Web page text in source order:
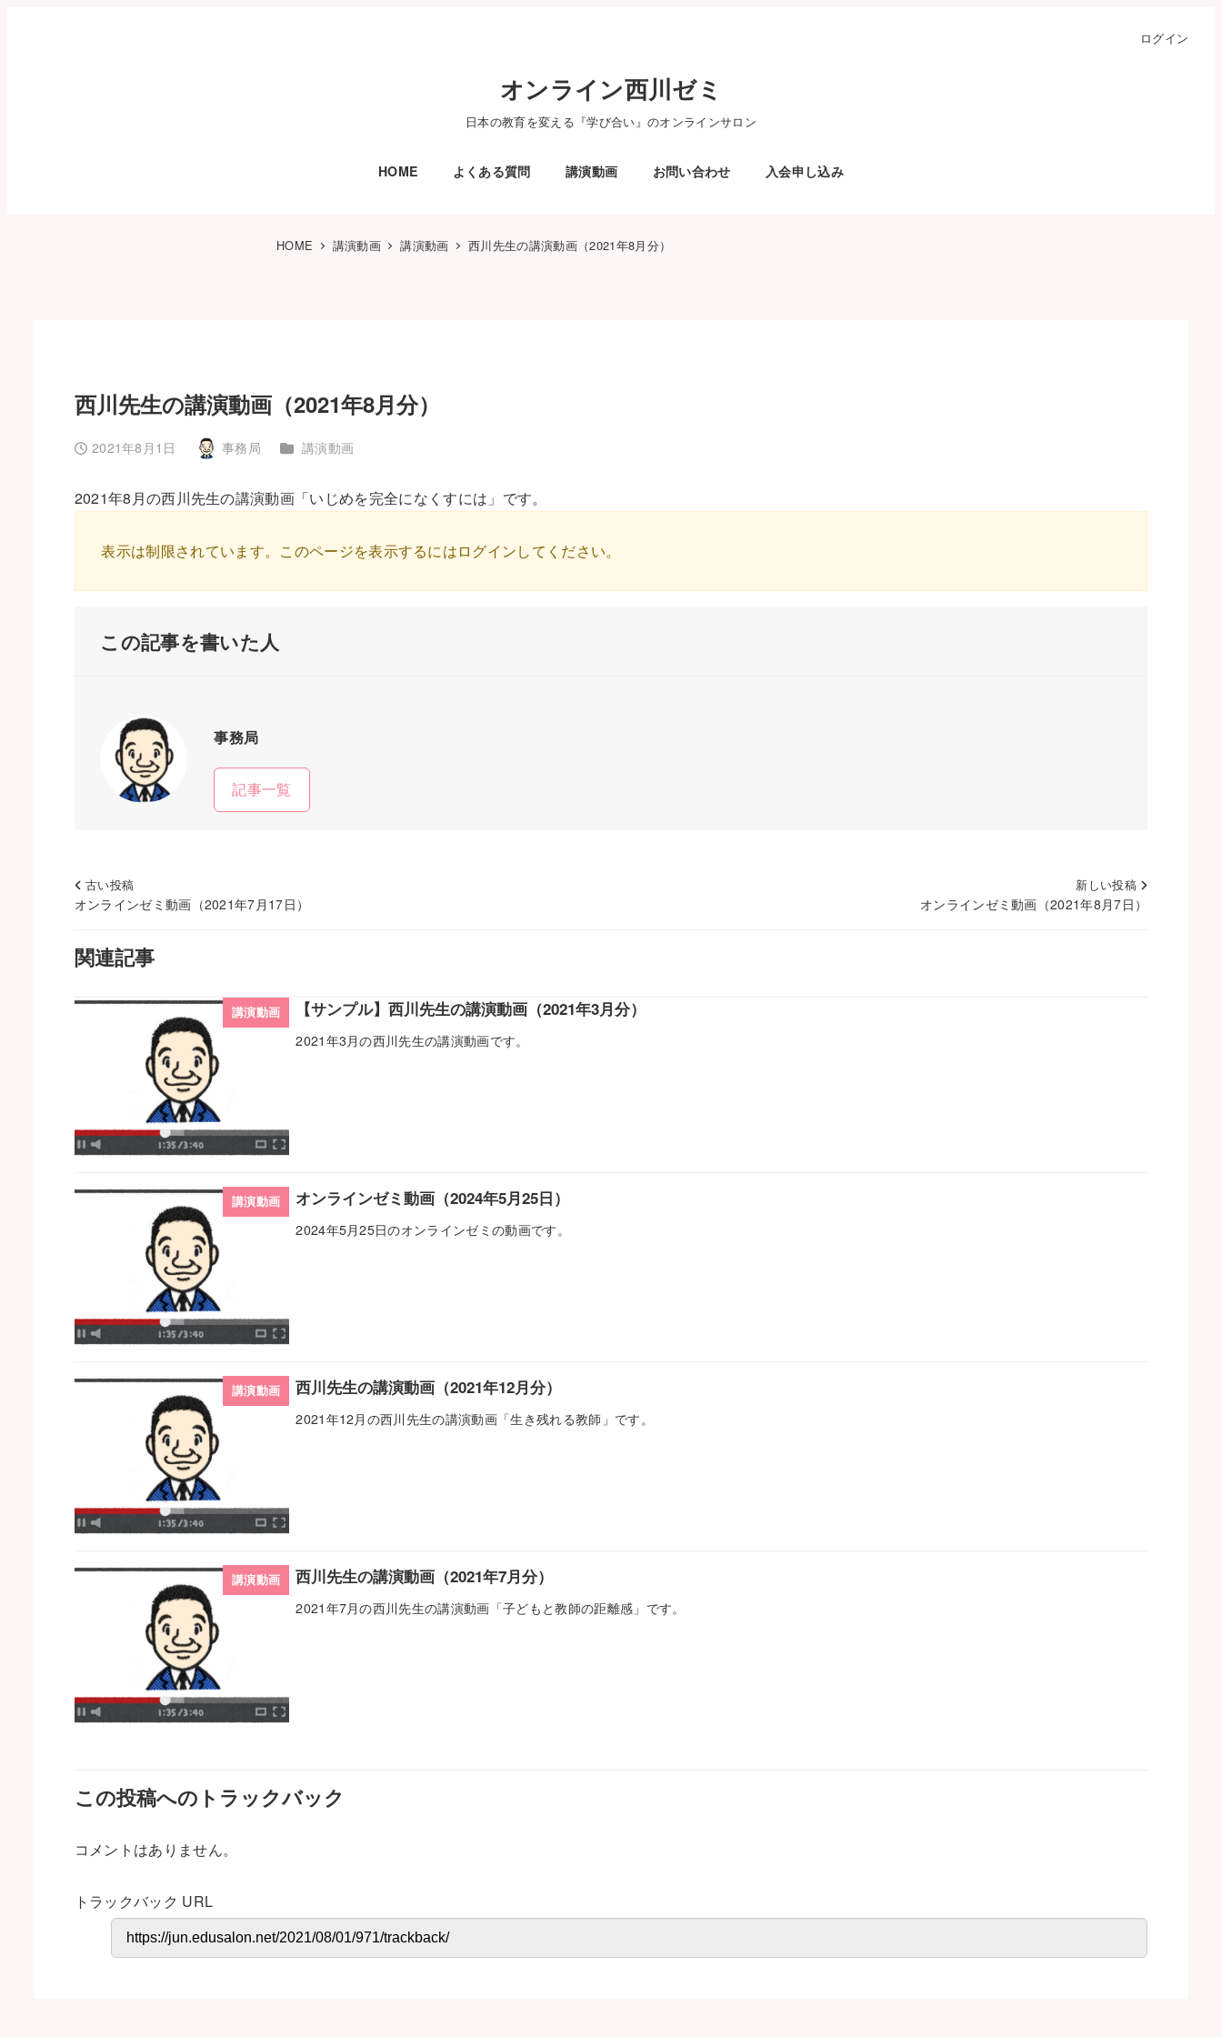
ログイン
オンライン西川ゼミ
日本の教育を変える『学び合い』のオンラインサロン
HOME よくある質問 講演動画 お問い合わせ 入会申し込み
HOME 講演動画 講演動画 西川先生の講演動画（2021年8月分）
西川先生の講演動画（2021年8月分）
投稿日
2021年8月1日
著
事務局 カテゴリー
講演動画
2021年8月の西川先生の講演動画「いじめを完全になくすには」です。
表示は制限されています。このページを表示するにはログインしてください。
この記事を書いた人
事務局
記事一覧
古い投稿
オンラインゼミ動画（2021年7月17日）
新しい投稿
オンラインゼミ動画（2021年8月7日）
関連記事
講演動画 【サンプル】西川先生の講演動画（2021年3月分）
2021年3月の西川先生の講演動画です。
講演動画 オンラインゼミ動画（2024年5月25日）
2024年5月25日のオンラインゼミの動画です。
講演動画 西川先生の講演動画（2021年12月分）
2021年12月の西川先生の講演動画「生き残れる教師」です。
講演動画 西川先生の講演動画（2021年7月分）
2021年7月の西川先生の講演動画「子どもと教師の距離感」です。
この投稿へのトラックバック
コメントはありません。
トラックバック URL